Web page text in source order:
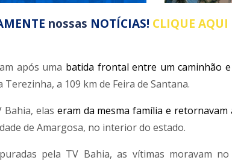
nossas NOTÍCIAS! CLIQUE AQUI
após uma batida frontal entre um caminhão
Terezinha, a 109 km de Feira de Santana.
Bahia, elas eram da mesma família e
de Amargosa, no interior do estado.
pela TV Bahia, as vítimas moravam